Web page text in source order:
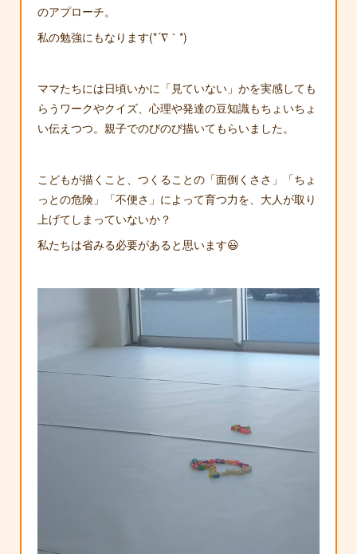
のアプローチ。
私の勉強にもなります(*´∇｀*)
ママたちには日頃いかに「見ていない」かを実感しても
らうワークやクイズ、心理や発達の豆知識もちょいちょ
い伝えつつ。親子でのびのび描いてもらいました。
こどもが描くこと、つくることの「面倒くささ」「ちょ
っとの危険」「不便さ」によって育つ力を、大人が取り
上げてしまっていないか？
私たちは省みる必要があると思います😃